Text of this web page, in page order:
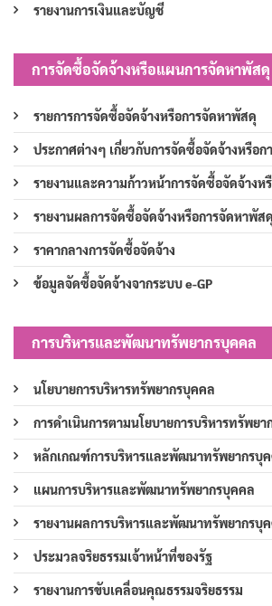
รายงานการเงินและบัญชี
การจัดซื้อจัดจ้างหรือแผนการจัดหาพัสดุ
รายการการจัดซื้อจัดจ้างหรือการจัดหาพัสดุ
ประกาศต่างๆ เกี่ยวกับการจัดซื้อจัดจ้างหรือ
รายงานและความก้าวหน้าการจัดซื้อจัดจ้างห
รายงานผลการจัดซื้อจัดจ้างหรือการจัดหาพัส
ราคากลางการจัดซื้อจัดจ้าง
ข้อมูลจัดซื้อจัดจ้างจากระบบ e-GP
การบริหารและพัฒนาทรัพยากรบุคคล
นโยบายการบริหารทรัพยากรบุคคล
การดำเนินการตามนโยบายการบริหารทรัพย
หลักเกณฑ์การบริหารและพัฒนาทรัพยากรบุ
แผนการบริหารและพัฒนาทรัพยากรบุคคล
รายงานผลการบริหารและพัฒนาทรัพยากรบุ
ประมวลจริยธรรมเจ้าหน้าที่ของรัฐ
รายงานการขับเคลื่อนคุณธรรมจริยธรรม